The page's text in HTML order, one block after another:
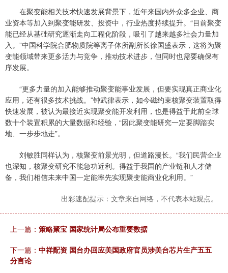
在聚变能相关技术快速发展背景下，近年来国内外众多企业、商
业资本等加入到聚变能研发、投资中，行业热度持续提升。“目前聚变
能已经从基础研究逐渐走向工程化阶段，吸引了越来越多社会力量加
入。”中国科学院合肥物质院等离子体所副所长徐国盛表示，这将为聚
变能领域带来更多活力与竞争，推动技术进步，但同时也需要确保有
序发展。
“更多力量的加入能够推动聚变能事业发展，但要实现真正商业化
应用，还有很多技术挑战。”钟武律表示，如今磁约束核聚变装置取得
快速发展，被认为最接近实现聚变能开发利用，也是得益于此前全球
数十个装置积累的大量数据和经验，“因此聚变能研究一定要脚踏实
地、一步步地走”。
刘敏胜同样认为，核聚变前景光明，但道路漫长。“我们民营企业
也深知，核聚变研究不能急功近利。得益于我国的产业链和人才储
备，我们相信未来中国一定能率先实现聚变能商业化利用。”
出彩速配提示：文章来自网络，不代表本站观点。
上一篇： 策略聚宝 国家统计局公布重要数据
下一篇： 中祥配资 国台办回应美国政府官员涉美台芯片生产五五
分言论